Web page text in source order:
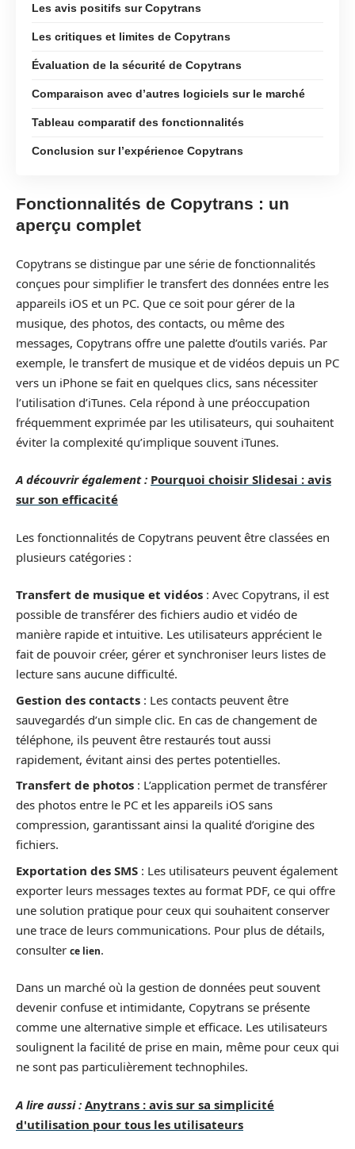
Les avis positifs sur Copytrans
Les critiques et limites de Copytrans
Évaluation de la sécurité de Copytrans
Comparaison avec d’autres logiciels sur le marché
Tableau comparatif des fonctionnalités
Conclusion sur l’expérience Copytrans
Fonctionnalités de Copytrans : un
aperçu complet
Copytrans se distingue par une série de fonctionnalités
conçues pour simplifier le transfert des données entre les
appareils iOS et un PC. Que ce soit pour gérer de la
musique, des photos, des contacts, ou même des
messages, Copytrans offre une palette d’outils variés. Par
exemple, le transfert de musique et de vidéos depuis un PC
vers un iPhone se fait en quelques clics, sans nécessiter
l’utilisation d’iTunes. Cela répond à une préoccupation
fréquemment exprimée par les utilisateurs, qui souhaitent
éviter la complexité qu’implique souvent iTunes.
A découvrir également : Pourquoi choisir Slidesai : avis
sur son efficacité
Les fonctionnalités de Copytrans peuvent être classées en
plusieurs catégories :
Transfert de musique et vidéos : Avec Copytrans, il est
possible de transférer des fichiers audio et vidéo de
manière rapide et intuitive. Les utilisateurs apprécient le
fait de pouvoir créer, gérer et synchroniser leurs listes de
lecture sans aucune difficulté.
Gestion des contacts : Les contacts peuvent être
sauvegardés d’un simple clic. En cas de changement de
téléphone, ils peuvent être restaurés tout aussi
rapidement, évitant ainsi des pertes potentielles.
Transfert de photos : L’application permet de transférer
des photos entre le PC et les appareils iOS sans
compression, garantissant ainsi la qualité d’origine des
fichiers.
Exportation des SMS : Les utilisateurs peuvent également
exporter leurs messages textes au format PDF, ce qui offre
une solution pratique pour ceux qui souhaitent conserver
une trace de leurs communications. Pour plus de détails,
consulter ce lien.
Dans un marché où la gestion de données peut souvent
devenir confuse et intimidante, Copytrans se présente
comme une alternative simple et efficace. Les utilisateurs
soulignent la facilité de prise en main, même pour ceux qui
ne sont pas particulièrement technophiles.
A lire aussi : Anytrans : avis sur sa simplicité
d'utilisation pour tous les utilisateurs